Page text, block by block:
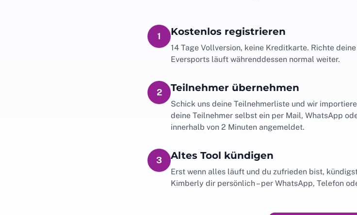
1 Kostenlos registrieren
14 Tage Vollversion, keine Kreditkarte. Richte
Eversports läuft währenddessen normal weiter.
2 Teilnehmer übernehmen
Schick uns deine Teilnehmerliste und wir
deine Teilnehmer selbst ein per Mail, WhatsApp
innerhalb von 2 Minuten angemeldet.
3 Altes Tool kündigen
Erst wenn alles läuft und du zufrieden bist,
Kimberly dir persönlich – per WhatsApp, Telefon